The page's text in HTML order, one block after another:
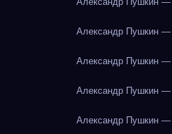
Александр Пушкин —
Александр Пушкин —
Александр Пушкин —
Александр Пушкин —